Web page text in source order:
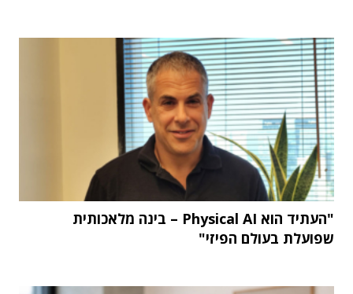
"העתיד הוא Physical AI – בינה מלאכותית
שפועלת בעולם הפיזי"